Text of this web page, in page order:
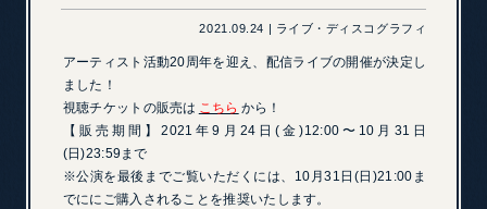
2021.09.24 | ライブ・ディスコグラフィ
アーティスト活動20周年を迎え、配信ライブの開催が決定し
ました！
視聴チケットの販売は こちら から！
【販売期間】2021年9月24日(金)12:00〜10月31日
(日)23:59まで
※公演を最後までご覧いただくには、10月31日(日)21:00ま
でににご購入されることを推奨いたします。